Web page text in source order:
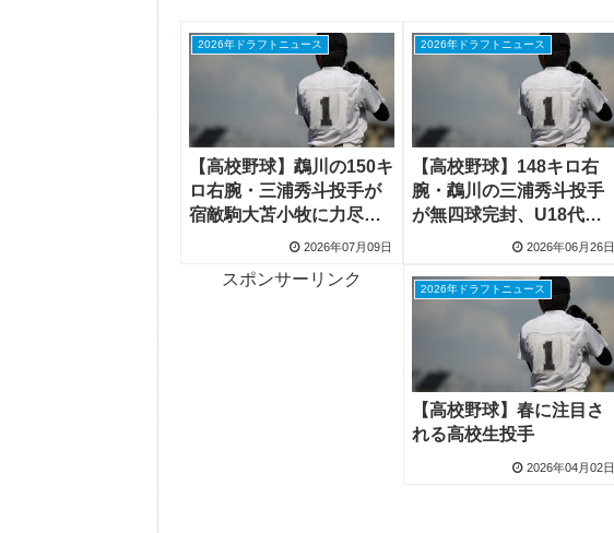
2026年ドラフトニュース
【高校野球】鵡川の150キ
ロ右腕・三浦秀斗投手が
宿敵駒大苫小牧に力尽
く、プロ志望へ2026年07月09日
2026年ドラフトニュース
【高校野球】148キロ右
腕・鵡川の三浦秀斗投手
が無四球完封、U18代表
候補が147キロなど140キ
2026年06月26日
スポンサーリンク 2026年ドラフトニュース
【高校野球】春に注目さ
れる高校生投手
2026年04月02日